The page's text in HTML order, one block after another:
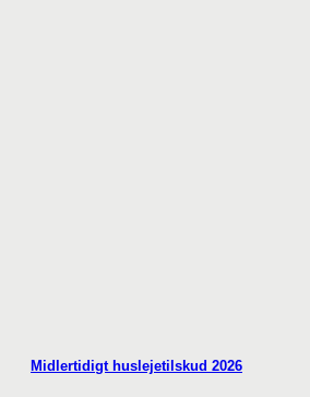
Midlertidigt huslejetilskud 2026